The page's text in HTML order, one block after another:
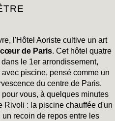
l'Hôtel Aoriste cultive un art
de Paris. Cet hôtel quatre
le 1er arrondissement,
piscine, pensé comme un
du centre de Paris.
vous, à quelques minutes
Rivoli : la piscine chauffée d'un
recoin de repos entre les